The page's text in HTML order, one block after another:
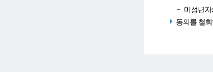
미성년
동의를 철